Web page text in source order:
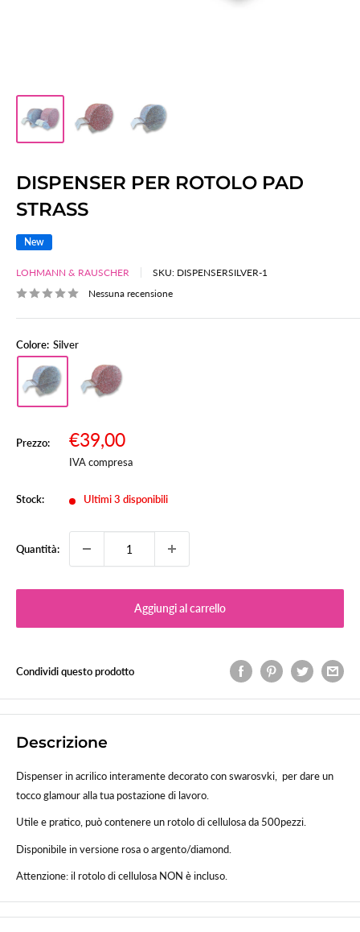
DISPENSER PER ROTOLO PAD
STRASS
New
LOHMANN & RAUSCHER SKU: DISPENSERSILVER-1
Nessuna recensione
Colore: Silver
Prezzo:
Prezzo
scontato
€39,00
IVA compresa
Stock: Ultimi 3 disponibili
Quantità:
Aggiungi al carrello
Condividi questo prodotto
Descrizione
Dispenser in acrilico interamente decorato con swarosvki, per dare un
tocco glamour alla tua postazione di lavoro.
Utile e pratico, può contenere un rotolo di cellulosa da 500pezzi.
Disponibile in versione rosa o argento/diamond.
Attenzione: il rotolo di cellulosa NON è incluso.